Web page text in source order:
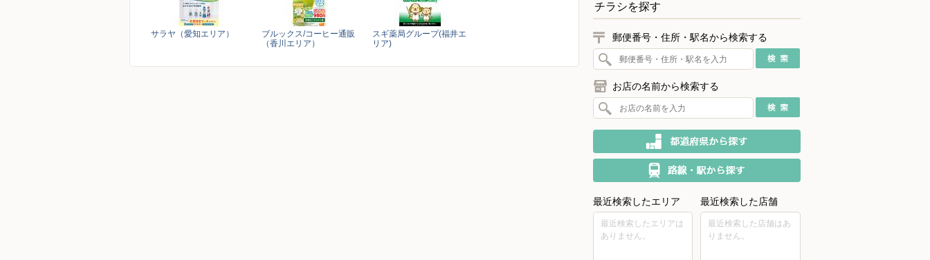
サラヤ（愛知エリア）
ブルックス/コーヒー通販
（香川エリア）
スギ薬局グループ(福井エ
リア)
チラシを探す
郵便番号・住所・駅名から検索する
お店の名前から検索する
最近検索したエリア
最近検索したエリアは
ありません。
最近検索した店舗
最近検索した店舗はあ
りません。